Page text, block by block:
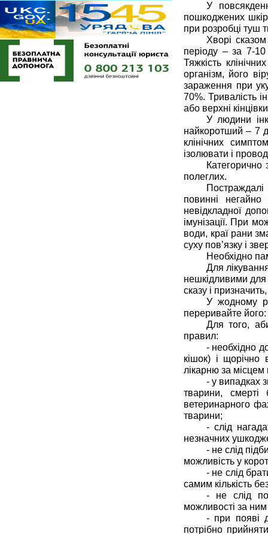
У
пошкоджених
при розробці туш
Хворі
періоду – за 7-10
Тяжкість
організм, його
зараження при
70%. Тривалість
або верхні
У людини
найкоротший – 7
клінічних
ізолювати і
Категорично
полеглих.
повинні
невідкладної
імунізації. При
води, краї рани
суху пов’язку і
Необхідно
Для
нешкідливими для
сказу і
У жодному
переривайте його:
Для того,
правил:
- необхідно
кішок) і щорічно
лікарню за
- у випадках
тварини,
ветеринарного
тварини;
- слід
незначних
- не слід
можливість у
- не слід
самим кількість
- не слід
можливості за
- при появі
потрібно